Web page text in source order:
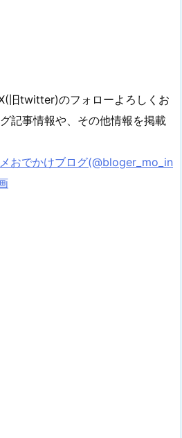
twitter)のフォローよろしくお
記事情報や、その他情報を掲載
おでかけブログ(@bloger_mo_in